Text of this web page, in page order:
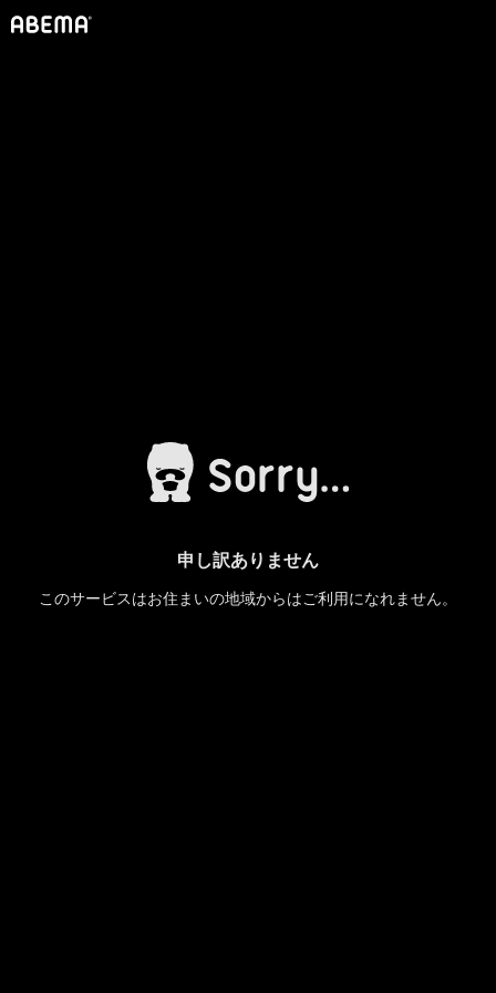
申し訳ありません
このサービスはお住まいの地域からはご利用になれません。